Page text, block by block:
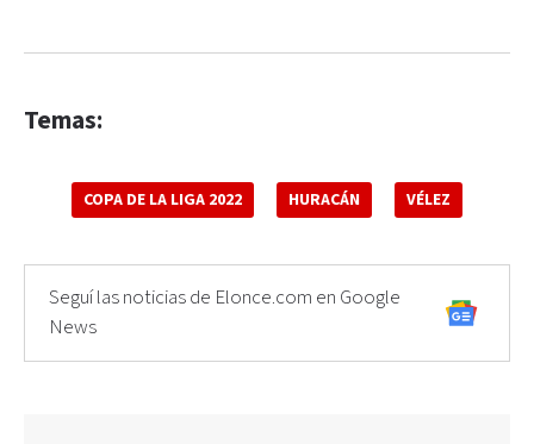
Temas:
COPA DE LA LIGA 2022 HURACÁN VÉLEZ
Seguí las noticias de Elonce.com en Google
News